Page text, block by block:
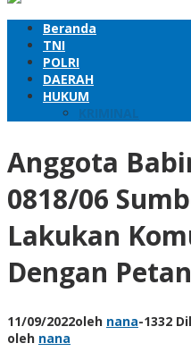
Beranda
TNI
POLRI
DAERAH
HUKUM
KRIMINAL
Anggota
0818/06
Lakukan
Dengan
11/09/2022oleh nana-1332
oleh nana